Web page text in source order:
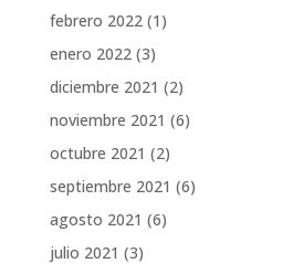
febrero 2022(1)
enero 2022(3)
diciembre 2021 (2)
noviembre 2021 (6)
octubre 2021 (2)
septiembre 2021 (6)
agosto 2021 (6)
julio 2021 (3)